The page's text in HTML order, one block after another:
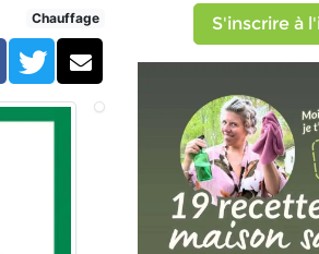
Chauffage
TwitterCourriel
S'inscrire à